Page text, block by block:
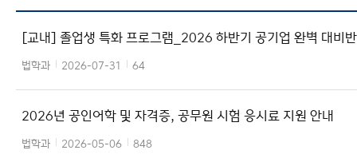
법학연구소
이용안내
어
입
력
창
[교내] 졸업생 특화 프로그램_2026 하반기 공기업 완벽 대비
가자 모집
법학과 2026-07-31 64
2026년 공인어학 및 자격증, 공무원 시험 응시료 지원 안내
법학과 2026-05-06 848